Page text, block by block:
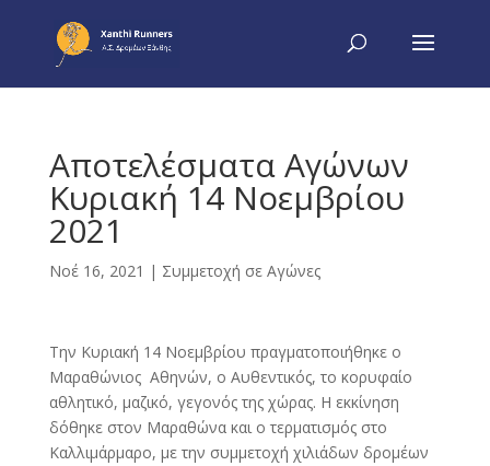
Αποτελέσματα Αγώνων
Κυριακή 14 Νοεμβρίου
2021
Νοέ 16, 2021 | Συμμετοχή σε Αγώνες
Την Κυριακή 14 Νοεμβρίου πραγματοποιήθηκε ο
Μαραθώνιος Αθηνών, ο Αυθεντικός, το κορυφαίο
αθλητικό, μαζικό, γεγονός της χώρας. Η εκκίνηση
δόθηκε στον Μαραθώνα και ο τερματισμός στο
Καλλιμάρμαρο, με την συμμετοχή χιλιάδων δρομέων